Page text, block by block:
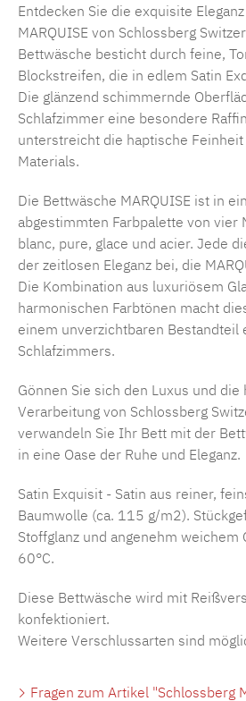
Entdecken Sie die exquisite
MARQUISE von Schlossberg
Bettwäsche besticht durch feine,
Blockstreifen, die in edlem Satin
Die glänzend schimmernde
Schlafzimmer eine besondere
unterstreicht die haptische
Materials.
Die Bettwäsche MARQUISE ist in
abgestimmten Farbpalette von vier
blanc, pure, glace und acier. Jede
der zeitlosen Eleganz bei, die
Die Kombination aus luxuriösem
harmonischen Farbtönen macht
einem unverzichtbaren Bestandteil
Schlafzimmers.
Gönnen Sie sich den Luxus und die
Verarbeitung von Schlossberg
verwandeln Sie Ihr Bett mit der
in eine Oase der Ruhe und Eleganz.
Satin Exquisit - Satin aus reiner,
Baumwolle (ca. 115 g/m2).
Stoffglanz und angenehm weichem
60°C.
Diese Bettwäsche wird mit
konfektioniert.
Weitere Verschlussarten sind
Fragen zum Artikel "Schlossberg